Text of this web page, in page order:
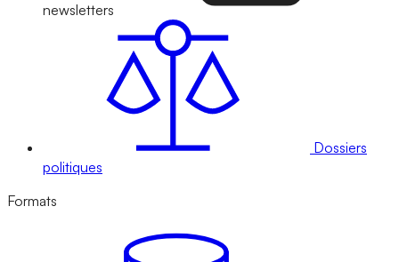
newsletters
Dossiers
politiques
Formats